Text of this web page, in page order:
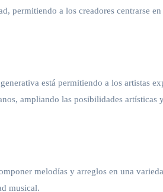
permitiendo a los creadores centrarse en
está permitiendo a los artistas
ampliando las posibilidades
melodías y arreglos en una
musical.